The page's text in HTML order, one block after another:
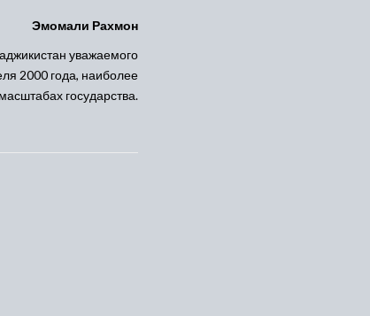
Эмомали Рахмон
уважаемого
2000 года, наиболее
государства.